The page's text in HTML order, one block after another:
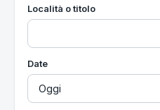
Località o titolo
Date